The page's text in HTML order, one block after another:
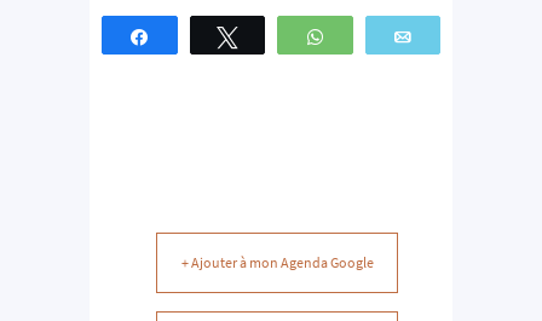
Partagez Tweetez WhatsApp
+ Ajouter à mon Agenda Google